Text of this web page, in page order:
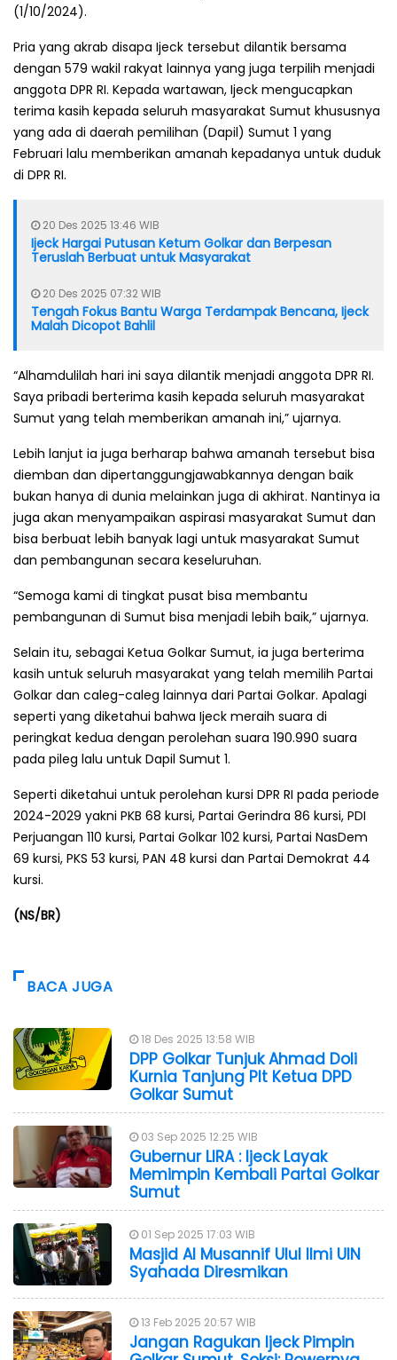
(1/10/2024).
Pria yang akrab disapa Ijeck tersebut dilantik bersama
dengan 579 wakil rakyat lainnya yang juga terpilih menjadi
anggota DPR RI. Kepada wartawan, Ijeck mengucapkan
terima kasih kepada seluruh masyarakat Sumut khususnya
yang ada di daerah pemilihan (Dapil) Sumut 1 yang
Februari lalu memberikan amanah kepadanya untuk duduk
di DPR RI.
20 Des 2025 13:46 WIB
Ijeck Hargai Putusan Ketum Golkar dan Berpesan
Teruslah Berbuat untuk Masyarakat
20 Des 2025 07:32 WIB
Tengah Fokus Bantu Warga Terdampak Bencana, Ijeck
Malah Dicopot Bahlil
“Alhamdulilah hari ini saya dilantik menjadi anggota DPR RI.
Saya pribadi berterima kasih kepada seluruh masyarakat
Sumut yang telah memberikan amanah ini,” ujarnya.
Lebih lanjut ia juga berharap bahwa amanah tersebut bisa
diemban dan dipertanggungjawabkannya dengan baik
bukan hanya di dunia melainkan juga di akhirat. Nantinya ia
juga akan menyampaikan aspirasi masyarakat Sumut dan
bisa berbuat lebih banyak lagi untuk masyarakat Sumut
dan pembangunan secara keseluruhan.
“Semoga kami di tingkat pusat bisa membantu
pembangunan di Sumut bisa menjadi lebih baik,” ujarnya.
Selain itu, sebagai Ketua Golkar Sumut, ia juga berterima
kasih untuk seluruh masyarakat yang telah memilih Partai
Golkar dan caleg-caleg lainnya dari Partai Golkar. Apalagi
seperti yang diketahui bahwa Ijeck meraih suara di
peringkat kedua dengan perolehan suara 190.990 suara
pada pileg lalu untuk Dapil Sumut 1.
Seperti diketahui untuk perolehan kursi DPR RI pada periode
2024-2029 yakni PKB 68 kursi, Partai Gerindra 86 kursi, PDI
Perjuangan 110 kursi, Partai Golkar 102 kursi, Partai NasDem
69 kursi, PKS 53 kursi, PAN 48 kursi dan Partai Demokrat 44
kursi.
(NS/BR)
BACA JUGA
18 Des 2025 13:58 WIB
DPP Golkar Tunjuk Ahmad Doli
Kurnia Tanjung Plt Ketua DPD
Golkar Sumut
03 Sep 2025 12:25 WIB
Gubernur LIRA : Ijeck Layak
Memimpin Kembali Partai Golkar
Sumut
01 Sep 2025 17:03 WIB
Masjid Al Musannif Ulul Ilmi UIN
Syahada Diresmikan
13 Feb 2025 20:57 WIB
Jangan Ragukan Ijeck Pimpin